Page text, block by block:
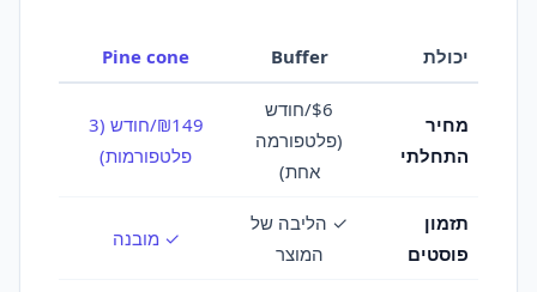
יכולת Buffer
Pine cone
מחיר
התחלתי
$6/חודש
(פלטפורמה
אחת)
₪149/חודש (3
פלטפורמות)
תזמון
פוסטים
✓ הליבה של
המוצר
✓ מובנה